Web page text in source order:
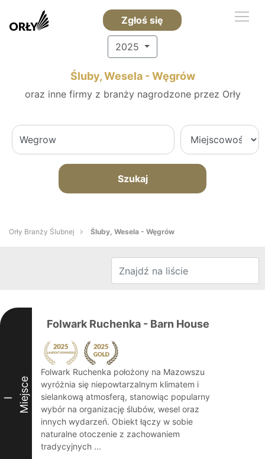
Zgłoś się
2025
Śluby, Wesela - Węgrów
oraz inne firmy z branży nagrodzone przez Orły
Szukaj
Orły Branży Ślubnej Śluby, Wesela - Węgrów
I Miejsce
Folwark Ruchenka - Barn House
Folwark Ruchenka położony na Mazowszu
wyróżnia się niepowtarzalnym klimatem i
sielankową atmosferą, stanowiąc popularny
wybór na organizację ślubów, wesel oraz
innych wydarzeń. Obiekt łączy w sobie
naturalne otoczenie z zachowaniem
tradycyjnych ...